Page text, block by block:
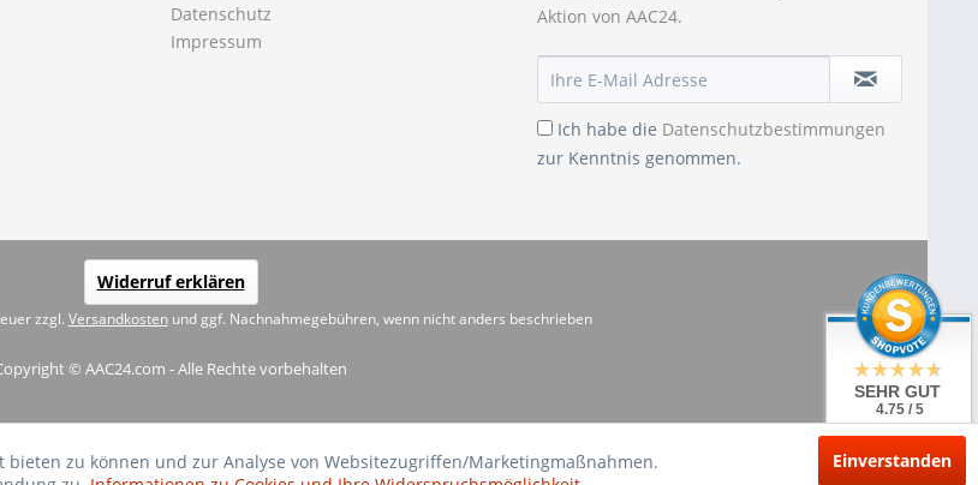
Datenschutz
Impressum
Aktion von AAC24.
Ich habe die Datenschutzbestimmungen
zur Kenntnis genommen.
Widerruf erklären
zzgl. Versandkostenund ggf. Nachnahmegebühren, wenn nicht anders beschrieben
© AAC24.com - Alle Rechte vorbehalten
zu können und zur Analyse von Websitezugriffen/Marketingmaßnahmen.
Einverstanden
SEHR GUT
4.75 / 5
aus 20 Bewertungen
bei: shopvote.de